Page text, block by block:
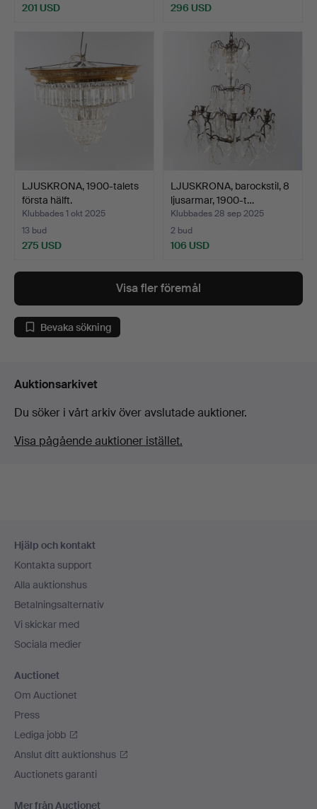
201 USD 296 USD
LJUSKRONA, 1900-talets
första hälft.
Klubbades 1 okt 2025
13 bud
275 USD
LJUSKRONA, barockstil, 8
ljusarmar, 1900-t…
Klubbades 28 sep 2025
2 bud
106 USD
Visa fler föremål
Bevaka sökning
Auktionsarkivet
Du söker i vårt arkiv över avslutade auktioner.
Visa pågående auktioner istället.
Hjälp och kontakt
Kontakta support
Alla auktionshus
Betalningsalternativ
Vi skickar med
Sociala medier
Auctionet
Om Auctionet
Press
Lediga jobb
Anslut ditt auktionshus
Auctionets garanti
Mer från Auctionet